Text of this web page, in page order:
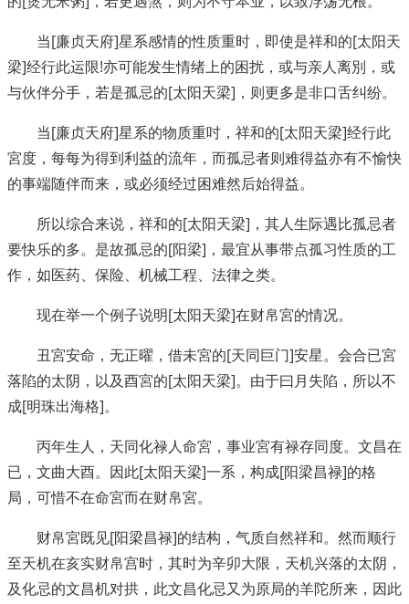
当[廉贞天府]星系感情的性质重时，即使是祥和的[太阳天
梁]经行此运限!亦可能发生情绪上的困扰，或与亲人离別，或
与伙伴分手，若是孤忌的[太阳天梁]，则更多是非口舌纠纷。
当[廉贞天府]星系的物质重吋，祥和的[太阳天梁]经行此
宮度，每每为得到利益的流年，而孤忌者则难得益亦有不愉快
的事端随伴而来，或必须经过困难然后始得益。
所以综合来说，祥和的[太阳天梁]，其人生际遇比孤忌者
要快乐的多。是故孤忌的[阳梁]，最宜从事带点孤习性质的工
作，如医药、保险、机械工程、法律之类。
现在举一个例子说明[太阳天梁]在财帛宮的情况。
丑宮安命，无正曜，借未宮的[天同巨门]安星。会合已宮
落陷的太阴，以及酉宮的[太阳天梁]。由于曰月失陷，所以不
成[明珠出海格]。
丙年生人，天同化禄人命宮，事业宮有禄存同度。文昌在
已，文曲大酉。因此[太阳天梁]一系，构成[阳梁昌禄]的格
局，可惜不在命宮而在财帛宮。
财帛宮既见[阳梁昌禄]的结构，气质自然祥和。然而顺行
至天机在亥实财帛宫时，其时为辛卯大限，天机兴落的太阴，
及化忌的文昌机对拱，此文昌化忌又为原局的羊陀所来，因此